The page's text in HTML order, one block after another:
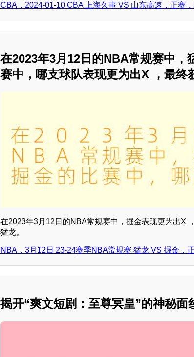
CBA，2024-01-10 CBA 上海久事 VS 山东高速，正赛
在2023年3月12日的NBA常规赛中，
赛中，哪支球队表现更为出X ，最终
在2023年3月12日的NBA常规赛中，掘金表现更为出X
猛龙。
NBA，3月12日 23-24赛季NBA常规赛 猛龙 VS 掘金，
揭开“爽文短剧：至尊冥皇”的神秘面